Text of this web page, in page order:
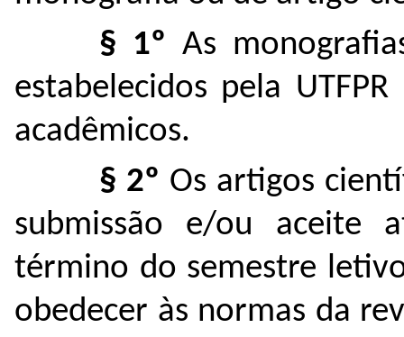
§ 1º As
estabelecidos pela
acadêmicos.
§ 2º Os artigos
submissão e/ou aceite
término do semestre
obedecer às normas da